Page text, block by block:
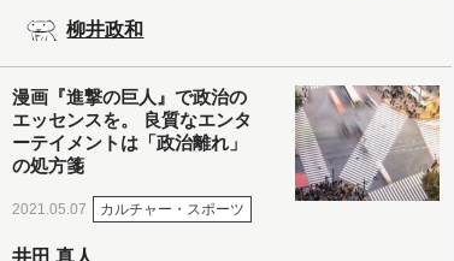
柳井政和
漫画『進撃の巨人』で政治の
エッセンスを。 良質なエンタ
ーテイメントは「政治離れ」
の処方箋
2021.05.07 カルチャー・スポーツ
井田 真人